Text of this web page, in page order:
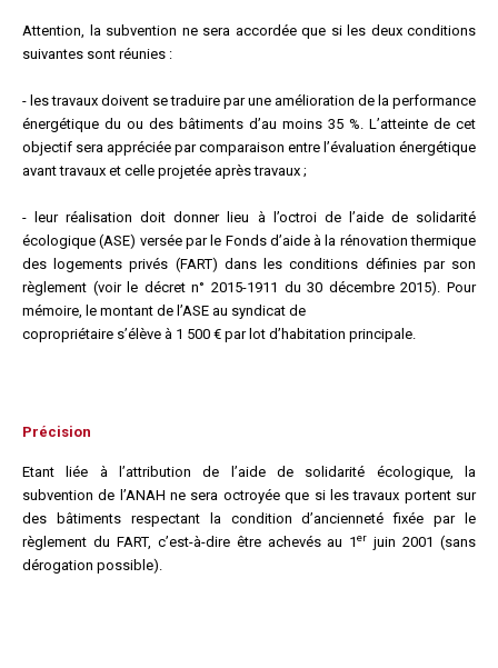
Attention, la subvention ne sera accordée que si les deux conditions
suivantes sont réunies :
- les travaux doivent se traduire par une amélioration de la performance
énergétique du ou des bâtiments d’au moins 35 %. L’atteinte de cet
objectif sera appréciée par comparaison entre l’évaluation énergétique
avant travaux et celle projetée après travaux ;
- leur réalisation doit donner lieu à l’octroi de l’aide de solidarité
écologique (ASE) versée par le Fonds d’aide à la rénovation thermique
des logements privés (FART) dans les conditions définies par son
règlement (voir le décret n° 2015-1911 du 30 décembre 2015). Pour
mémoire, le montant de l’ASE au syndicat de
copropriétaire s’élève à 1 500 € par lot d’habitation principale.
Précision
Etant liée à l’attribution de l’aide de solidarité écologique, la
subvention de l’ANAH ne sera octroyée que si les travaux portent sur
des bâtiments respectant la condition d’ancienneté fixée par le
règlement du FART, c’est-à-dire être achevés au 1er juin 2001 (sans
dérogation possible).